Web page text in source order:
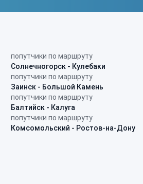
попутчики по маршруту
Солнечногорск - Кулебаки
попутчики по маршруту
Заинск - Большой Камень
попутчики по маршруту
Балтийск - Калуга
попутчики по маршруту
Комсомольский - Ростов-на-Дону